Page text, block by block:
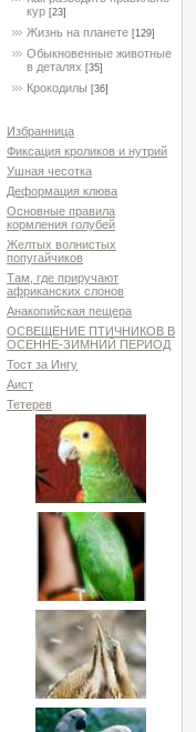
кур [23]
Жизнь на планете [129]
Обыкновенные животные
в деталях [35]
Крокодилы [36]
Избранница
Фиксация кроликов и нутрий
Ушная чесотка
Деформация клюва
Основные правила
кормления голубей
Желтых волнистых
попугайчиков
Там, где приручают
африканских слонов
Анакопийская пещера
ОСВЕЩЕНИЕ ПТИЧНИКОВ В
ОСЕННЕ-ЗИМНИЙ ПЕРИОД
Тост за Ингу
Аист
Тетерев